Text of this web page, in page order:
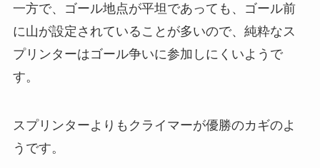
一方で、ゴール地点が平坦であっても、ゴール前
に山が設定されていることが多いので、純粋なス
プリンターはゴール争いに参加しにくいようで
す。
スプリンターよりもクライマーが優勝のカギのよ
うです。